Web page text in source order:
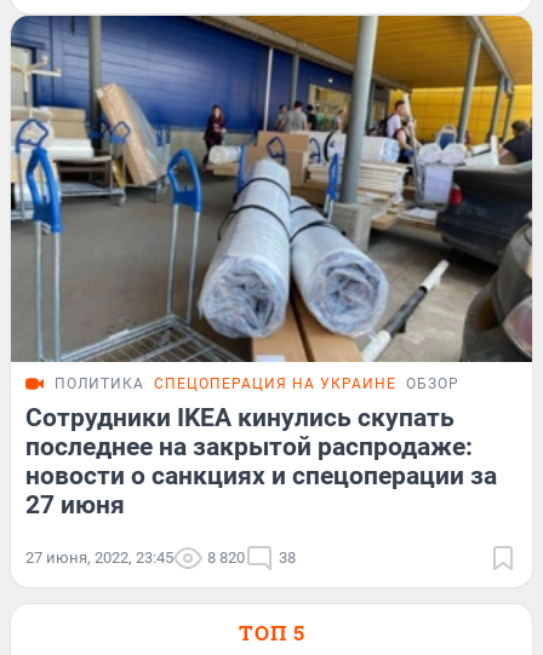
ПОЛИТИКА СПЕЦОПЕРАЦИЯ НА УКРАИНЕ ОБЗОР
Сотрудники IKEA кинулись скупать
последнее на закрытой распродаже:
новости о санкциях и спецоперации за
27 июня
27 июня, 2022, 23:45 8 820 38
ТОП 5